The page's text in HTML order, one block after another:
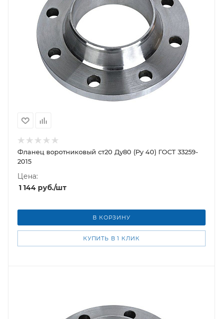
Фланец воротниковый ст20 Ду80 (Ру 40) ГОСТ 33259-
2015
Цена:
1 144 руб./шт
В КОРЗИНУ
КУПИТЬ В 1 КЛИК